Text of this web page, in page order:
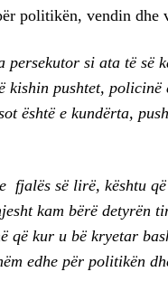
politikën, vendin dhe
persekutor si ata të së
kishin pushtet,
është e kundërta,
fjalës së lirë, kështu
kam bërë detyrën
që kur u bë kryetar
edhe për politikën